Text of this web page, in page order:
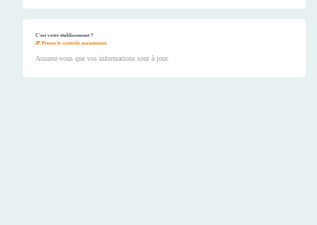
C'est votre établissement ?
Prenez le contrôle maintenant.
Assurez-vous que vos informations sont à jour.